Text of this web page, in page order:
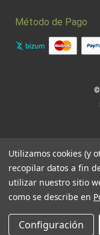
Método de Pago
Utilizamos cookies (y
recopilar datos a fin
utilizar nuestro sitio
como se describe en
Configuración